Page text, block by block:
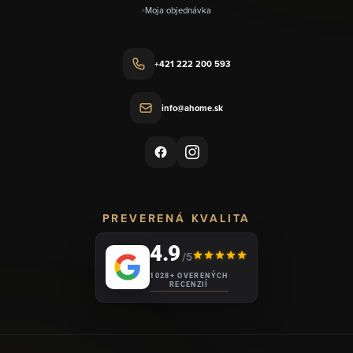
Moja objednávka
+421 222 200 593
info@ahome.sk
PREVERENÁ KVALITA
4.9/5
1028+ OVERENÝCH
RECENZIÍ